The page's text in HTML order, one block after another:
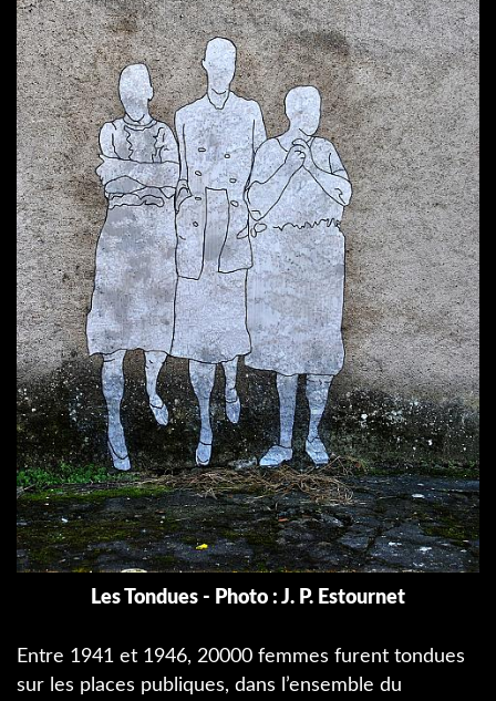
Les Tondues - Photo : J. P. Estournet
Entre 1941 et 1946, 20000 femmes furent tondues
sur les places publiques, dans l’ensemble du